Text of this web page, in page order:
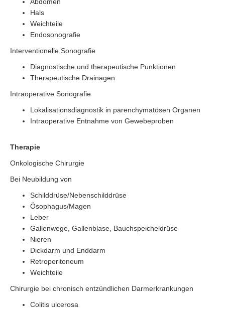
Hals
Weichteile
Endosonografie
Interventionelle Sonografie
Diagnostische und therapeutische Punktionen
Therapeutische Drainagen
Intraoperative Sonografie
Lokalisationsdiagnostik in parenchymatösen Organen
Intraoperative Entnahme von Gewebeproben
Therapie
Onkologische Chirurgie
Bei Neubildung von
Schilddrüse/Nebenschilddrüse
Ösophagus/Magen
Leber
Gallenwege, Gallenblase, Bauchspeicheldrüse
Nieren
Dickdarm und Enddarm
Retroperitoneum
Weichteile
Chirurgie bei chronisch entzündlichen Darmerkrankungen
Colitis ulcerosa